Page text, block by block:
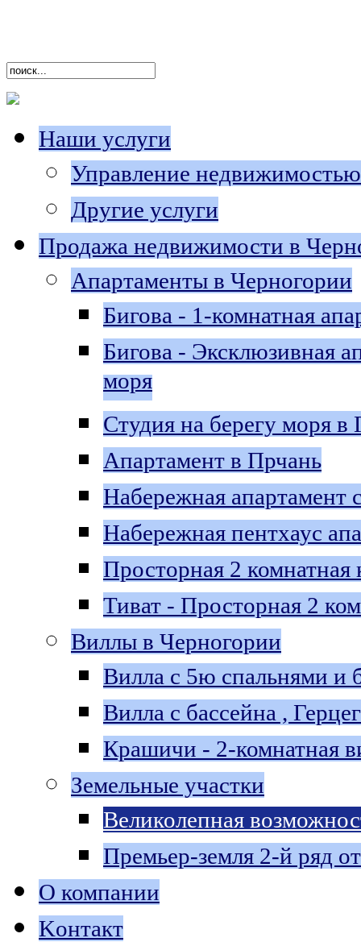
Наши услуги
Управление недвижимостью
Другие услуги
Продажа недвижимости в
Апартаменты в Черногории
Бигова - 1-комнатная
Бигова - Эксклюзивная
моря
Студия на берегу моря в
Апартамент в Прчань
Набережная aпартамент
Набережная пентхаус
Просторная 2
Тиват - Просторная 2
Виллы в Черногории
Bилла с 5ю спальнями и
Вилла c бассейна ,
Крашичи - 2-комнатная
Земельные участки
Великолепная
Премьер-земля 2-й ряд
О компании
Kонтакт